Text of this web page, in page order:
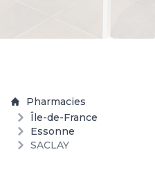
Pharmacies
Île-de-France
Essonne
SACLAY